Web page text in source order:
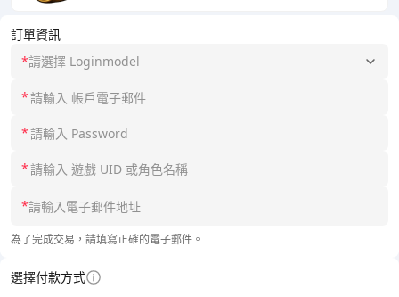
訂單資訊
*請選擇 Loginmodel
*
*
*
*
為了完成交易，請填寫正確的電子郵件。
選擇付款方式